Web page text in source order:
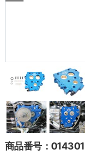
商品番号：014301